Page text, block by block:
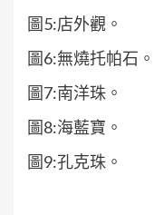
圖5:店外觀。
圖6:無燒托帕石。
圖7:南洋珠。
圖8:海藍寶。
圖9:孔克珠。